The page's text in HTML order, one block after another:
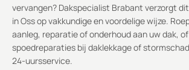
vervangen? Dakspecialist Brabant verzorgt
in Oss op vakkundige en voordelige wijze.
aanleg, reparatie of onderhoud aan uw dak,
spoedreparaties bij daklekkage of
24-uursservice.